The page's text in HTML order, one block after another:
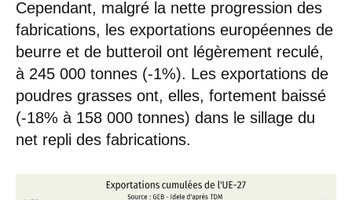
Cependant, malgré la nette progression des
fabrications, les exportations européennes de
beurre et de butteroil ont légèrement reculé,
à 245 000 tonnes (-1%). Les exportations de
poudres grasses ont, elles, fortement baissé
(-18% à 158 000 tonnes) dans le sillage du
net repli des fabrications.